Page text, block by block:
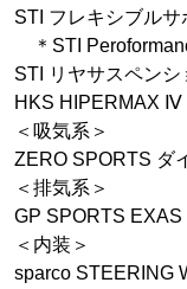
STI フレキシブルサ
＊STI
STI リヤサスペンシ
HKS HIPERMAX Ⅳ
＜吸気系＞
ZERO SPORTS ダ
＜排気系＞
GP SPORTS EXAS
＜内装＞
sparco STEERING